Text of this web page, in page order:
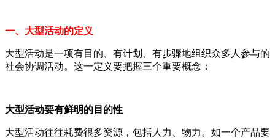
一、大型活动的定义
大型活动是一项有目的、有计划、有步骤地组织众多人参与的
社会协调活动。这一定义要把握三个重要概念：
大型活动要有鲜明的目的性
大型活动往往耗费很多资源，包括人力、物力。如一个产品要